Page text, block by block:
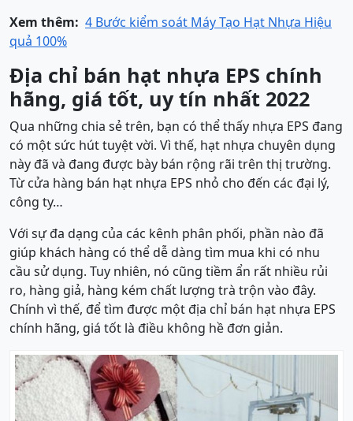
Xem thêm: 4 Bước kiểm soát Máy Tạo Hạt Nhựa Hiệu
quả 100%
Địa chỉ bán hạt nhựa EPS chính
hãng, giá tốt, uy tín nhất 2022
Qua những chia sẻ trên, bạn có thể thấy nhựa EPS đang
có một sức hút tuyệt vời. Vì thế, hạt nhựa chuyên dụng
này đã và đang được bày bán rộng rãi trên thị trường.
Từ cửa hàng bán hạt nhựa EPS nhỏ cho đến các đại lý,
công ty…
Với sự đa dạng của các kênh phân phối, phần nào đã
giúp khách hàng có thể dễ dàng tìm mua khi có nhu
cầu sử dụng. Tuy nhiên, nó cũng tiềm ẩn rất nhiều rủi
ro, hàng giả, hàng kém chất lượng trà trộn vào đây.
Chính vì thế, để tìm được một địa chỉ bán hạt nhựa EPS
chính hãng, giá tốt là điều không hề đơn giản.